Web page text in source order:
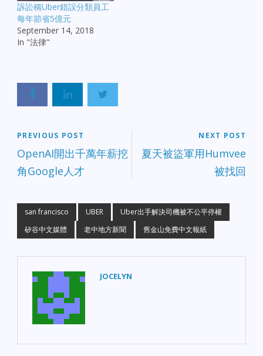
訴訟稱Uber錯誤分類員工
每年節省5億元
September 14, 2018
In "法律"
PREVIOUS POST
OpenAI開出千萬年薪挖
角Google人才
NEXT POST
夏天被盜軍用Humvee
被找回
san francisco UBER
Uber出手解決司機被不公平停權
矽谷中文媒體
老中地方新聞 舊金山免費中文報紙
JOCELYN